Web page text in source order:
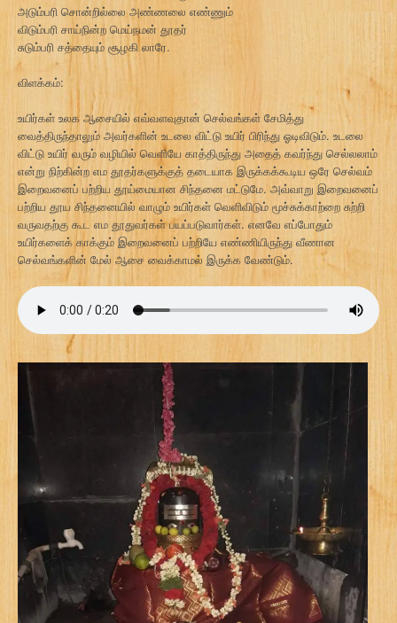
அடும்பரி சொன்றில்லை அண்ணலை எண்ணும்
விடும்பரி சாய்நின்ற மெய்நமன் தூதர்
சுடும்பரி சத்தையும் சூழகி லாரே.
விளக்கம்:
உயிர்கள் உலக ஆசையில் எவ்வளவுதான் செல்வங்கள் சேமித்து
வைத்திருந்தாலும் அவர்களின் உடலை விட்டு உயிர் பிரிந்து ஓடிவிடும். உடலை
விட்டு உயிர் வரும் வழியில் வெளியே காத்திருந்து அதைத் கவர்ந்து செல்லலாம்
என்று நிற்கின்ற எம தூதர்களுக்குத் தடையாக இருக்கக்கூடிய ஒரே செல்வம்
இறைவனைப் பற்றிய தூய்மையான சிந்தனை மட்டுமே. அவ்வாறு இறைவனைப்
பற்றிய தூய சிந்தனையில் வாழும் உயிர்கள் வெளிவிடும் மூச்சுக்காற்றை சுற்றி
வருவதற்கு கூட எம தூதுவர்கள் பயப்படுவார்கள். எனவே எப்போதும்
உயிர்களைக் காக்கும் இறைவனைப் பற்றியே எண்ணியிருந்து வீணான
செல்வங்களின் மேல் ஆசை வைக்காமல் இருக்க வேண்டும்.